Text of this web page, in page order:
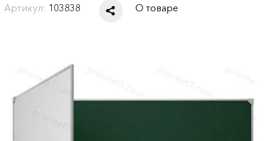
Артикул: 103838 О товаре